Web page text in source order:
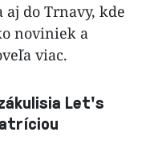
aj do Trnavy, kde
noviniek a
viac.
Let's